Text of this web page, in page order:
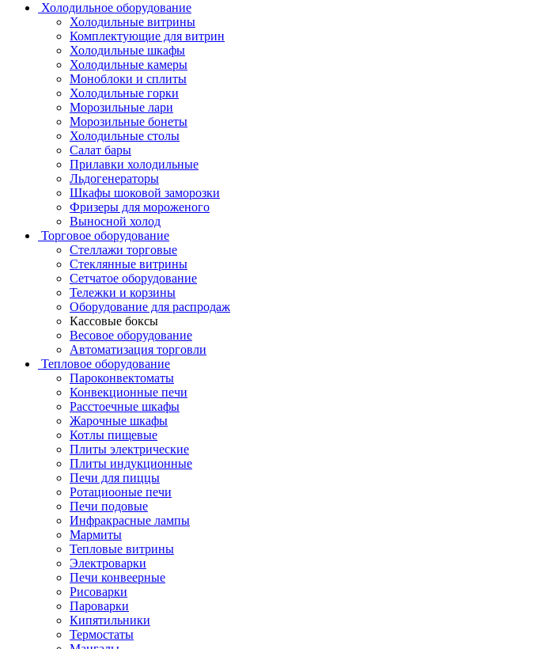
Холодильное оборудование
Холодильные витрины
Комплектующие для витрин
Холодильные шкафы
Холодильные камеры
Моноблоки и сплиты
Холодильные горки
Морозильные лари
Морозильные бонеты
Холодильные столы
Салат бары
Прилавки холодильные
Льдогенераторы
Шкафы шоковой заморозки
Фризеры для мороженого
Выносной холод
Торговое оборудование
Стеллажи торговые
Стеклянные витрины
Сетчатое оборудование
Тележки и корзины
Оборудование для распродаж
Кассовые боксы
Весовое оборудование
Автоматизация торговли
Тепловое оборудование
Пароконвектоматы
Конвекционные печи
Расстоечные шкафы
Жарочные шкафы
Котлы пищевые
Плиты электрические
Плиты индукционные
Печи для пиццы
Ротациооные печи
Печи подовые
Инфракрасные лампы
Мармиты
Тепловые витрины
Электроварки
Печи конвеерные
Рисоварки
Пароварки
Кипятильники
Термостаты